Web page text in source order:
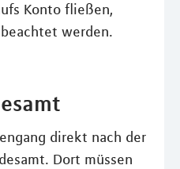
Konto fließen,
werden.
direkt nach der
Dort müssen